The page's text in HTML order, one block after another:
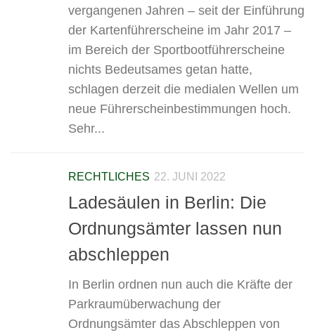
vergangenen Jahren – seit der Einführung
der Kartenführerscheine im Jahr 2017 –
im Bereich der Sportbootführerscheine
nichts Bedeutsames getan hatte,
schlagen derzeit die medialen Wellen um
neue Führerscheinbestimmungen hoch.
Sehr...
RECHTLICHES 22. JUNI 2022
Ladesäulen in Berlin: Die
Ordnungsämter lassen nun
abschleppen
In Berlin ordnen nun auch die Kräfte der
Parkraumüberwachung der
Ordnungsämter das Abschleppen von